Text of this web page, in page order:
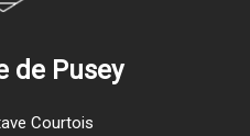
de Pusey
Courtois